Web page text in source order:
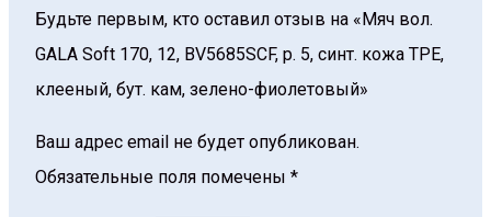
Будьте первым, кто оставил отзыв на «Мяч вол.
GALA Soft 170, 12, BV5685SCF, р. 5, синт. кожа TPE,
клееный, бут. кам, зелено-фиолетовый»
Ваш адрес email не будет опубликован.
Обязательные поля помечены *